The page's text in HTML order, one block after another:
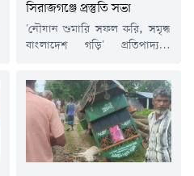
সিরাজগঞ্জে প্রস্তুতি সভা
'নৌযান শুমারি সফল করি, সমৃদ্ধ
বাংলাদেশ গড়ি' প্রতিপাদ্যকে
শুমারি উপলক্ষে জেলা পর্যায়ের
অবহিতকরণ সভা অনুষ্ঠিত হয়েছে।
বৃহস্পতিবার (৬ আগস্ট) সকালে
জেলা প্রশাসকের কার্যালয়ের শহীদ
এ কে শামসুদ্দিন সম্মেলন কক্ষে
জেলা পরিসংখ্যান কার্যালয়ের